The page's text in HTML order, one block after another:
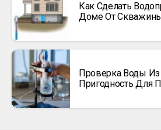
Как Сделать
Доме От
Проверка Воды
Пригодность Для